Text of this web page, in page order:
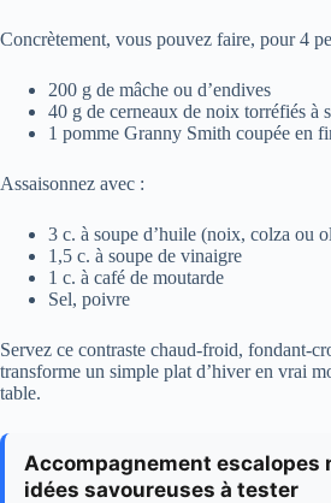
Concrètement, vous pouvez faire, pour 4
200 g de mâche ou d’endives
40 g de cerneaux de noix torréfiés à
1 pomme Granny Smith coupée en
Assaisonnez avec :
3 c. à soupe d’huile (noix, colza ou
1,5 c. à soupe de vinaigre
1 c. à café de moutarde
Sel, poivre
Servez ce contraste chaud-froid, fondant-
transforme un simple plat d’hiver en vrai
table.
Accompagnement escalopes
idées savoureuses à tester